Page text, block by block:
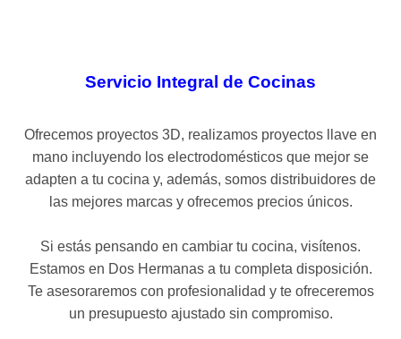
Servicio Integral de Cocinas
Ofrecemos proyectos 3D, realizamos proyectos llave en
mano incluyendo los electrodomésticos que mejor se
adapten a tu cocina y, además, somos distribuidores de
las mejores marcas y ofrecemos precios únicos.
Si estás pensando en cambiar tu cocina, visítenos.
Estamos en Dos Hermanas a tu completa disposición.
Te asesoraremos con profesionalidad y te ofreceremos
un presupuesto ajustado sin compromiso.